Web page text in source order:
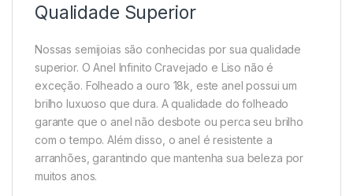
Qualidade Superior
Nossas semijoias são conhecidas por sua qualidade
superior. O Anel Infinito Cravejado e Liso não é
exceção. Folheado a ouro 18k, este anel possui um
brilho luxuoso que dura. A qualidade do folheado
garante que o anel não desbote ou perca seu brilho
com o tempo. Além disso, o anel é resistente a
arranhões, garantindo que mantenha sua beleza por
muitos anos.